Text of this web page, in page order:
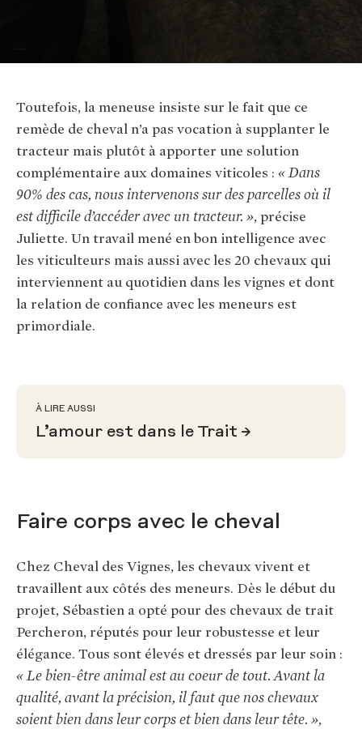
Toutefois, la meneuse insiste sur le fait que ce
remède de cheval n’a pas vocation à supplanter le
tracteur mais plutôt à apporter une solution
complémentaire aux domaines viticoles : « Dans
90% des cas, nous intervenons sur des parcelles où il
est difficile d’accéder avec un tracteur. », précise
Juliette. Un travail mené en bon intelligence avec
les viticulteurs mais aussi avec les 20 chevaux qui
interviennent au quotidien dans les vignes et dont
la relation de confiance avec les meneurs est
primordiale.
À LIRE AUSSI
L’amour est dans le Trait
Faire corps avec le cheval
Chez Cheval des Vignes, les chevaux vivent et
travaillent aux côtés des meneurs. Dès le début du
projet, Sébastien a opté pour des chevaux de trait
Percheron, réputés pour leur robustesse et leur
élégance. Tous sont élevés et dressés par leur soin :
« Le bien-être animal est au coeur de tout. Avant la
qualité, avant la précision, il faut que nos chevaux
soient bien dans leur corps et bien dans leur tête. »,